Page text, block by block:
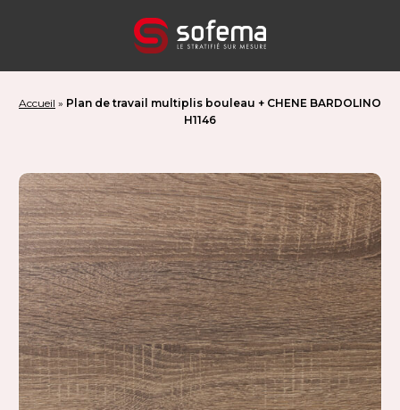
Accueil » Plan de travail multiplis bouleau + CHENE BARDOLINO
H1146